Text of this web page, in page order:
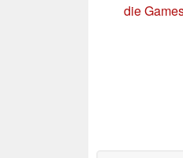
die